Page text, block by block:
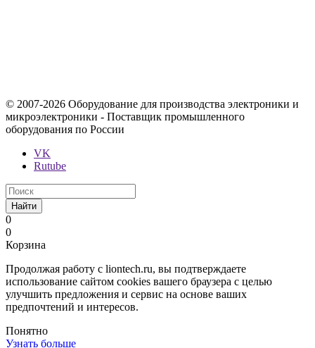
© 2007-2026 Оборудование для производства электроники и
микроэлектроники - Поставщик промышленного
оборудования по России
VK
Rutube
Найти
0
0
Корзина
Продолжая работу с liontech.ru, вы подтверждаете
использование сайтом cookies вашего браузера с целью
улучшить предложения и сервис на основе ваших
предпочтений и интересов.
Понятно
Узнать больше